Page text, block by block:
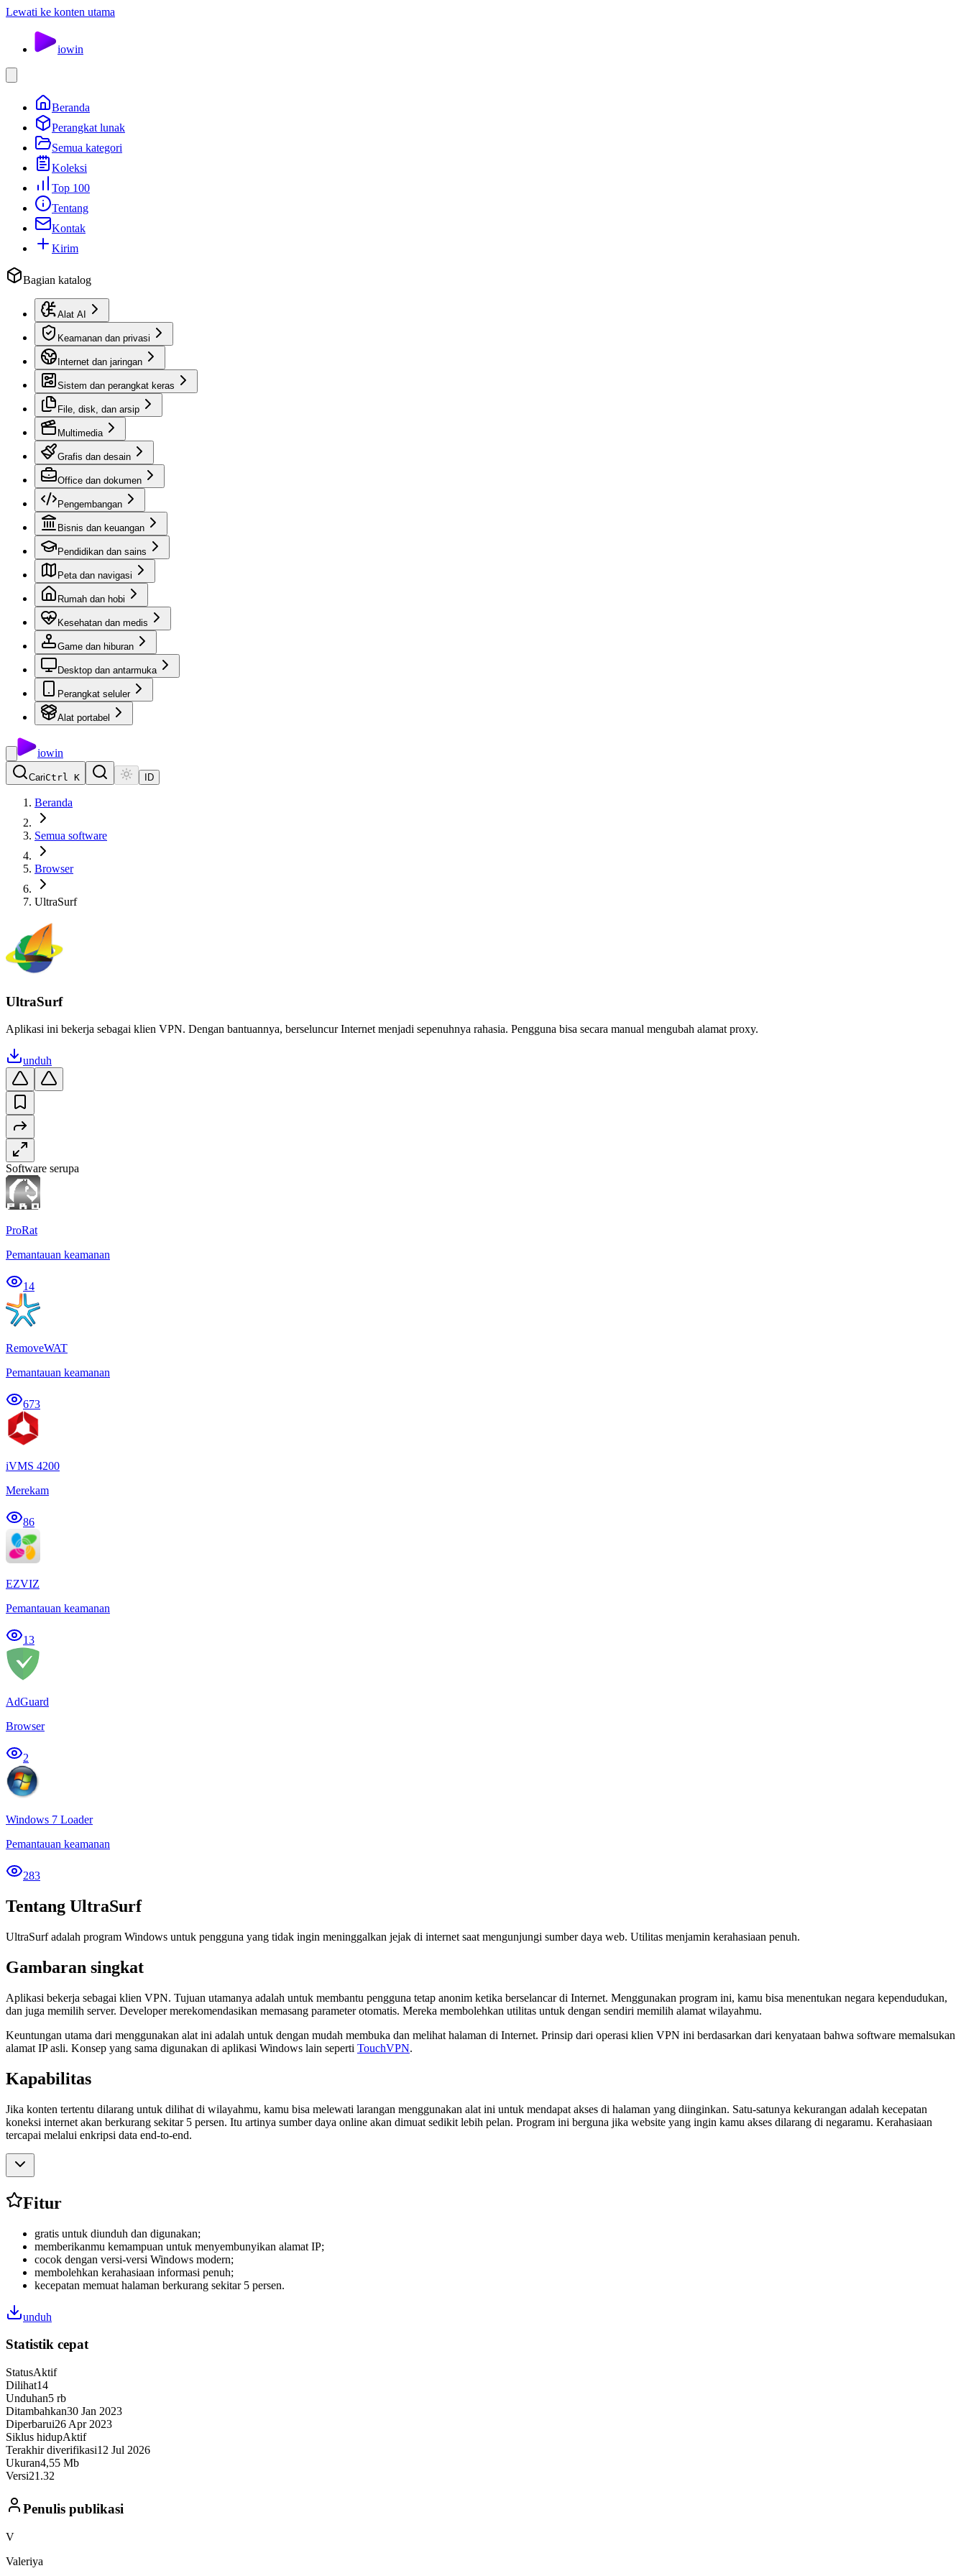
Lewati ke konten utama
iowin
Beranda
Perangkat lunak
Semua kategori
Koleksi
Top 100
Tentang
Kontak
Kirim
Bagian katalog
Alat AI
Keamanan dan privasi
Internet dan jaringan
Sistem dan perangkat keras
File, disk, dan arsip
Multimedia
Grafis dan desain
Office dan dokumen
Pengembangan
Bisnis dan keuangan
Pendidikan dan sains
Peta dan navigasi
Rumah dan hobi
Kesehatan dan medis
Game dan hiburan
Desktop dan antarmuka
Perangkat seluler
Alat portabel
iowin
CariCtrl K ID
Beranda
Semua software
Browser
UltraSurf
UltraSurf
Aplikasi ini bekerja sebagai klien VPN. Dengan bantuannya, berseluncur Internet menjadi sepenuhnya rahasia. Pengguna bisa secara manual mengubah alamat proxy.
unduh
Software serupa
ProRat
Pemantauan keamanan
14
RemoveWAT
Pemantauan keamanan
673
iVMS 4200
Merekam
86
EZVIZ
Pemantauan keamanan
13
AdGuard
Browser
2
Windows 7 Loader
Pemantauan keamanan
283
Tentang UltraSurf
UltraSurf adalah program Windows untuk pengguna yang tidak ingin meninggalkan jejak di internet saat mengunjungi sumber daya web. Utilitas menjamin kerahasiaan penuh.
Gambaran singkat
Aplikasi bekerja sebagai klien VPN. Tujuan utamanya adalah untuk membantu pengguna tetap anonim ketika berselancar di Internet. Menggunakan program ini, kamu bisa menentukan negara kependudukan,
dan juga memilih server. Developer merekomendasikan memasang parameter otomatis. Mereka membolehkan utilitas untuk dengan sendiri memilih alamat wilayahmu.
Keuntungan utama dari menggunakan alat ini adalah untuk dengan mudah membuka dan melihat halaman di Internet. Prinsip dari operasi klien VPN ini berdasarkan dari kenyataan bahwa software memalsukan
alamat IP asli. Konsep yang sama digunakan di aplikasi Windows lain seperti TouchVPN.
Kapabilitas
Jika konten tertentu dilarang untuk dilihat di wilayahmu, kamu bisa melewati larangan menggunakan alat ini untuk mendapat akses di halaman yang diinginkan. Satu-satunya kekurangan adalah kecepatan
koneksi internet akan berkurang sekitar 5 persen. Itu artinya sumber daya online akan dimuat sedikit lebih pelan. Program ini berguna jika website yang ingin kamu akses dilarang di negaramu. Kerahasiaan
tercapai melalui enkripsi data end-to-end.
Fitur
gratis untuk diunduh dan digunakan;
memberikanmu kemampuan untuk menyembunyikan alamat IP;
cocok dengan versi-versi Windows modern;
membolehkan kerahasiaan informasi penuh;
kecepatan memuat halaman berkurang sekitar 5 persen.
unduh
Statistik cepat
StatusAktif
Dilihat14
Unduhan5 rb
Ditambahkan30 Jan 2023
Diperbarui26 Apr 2023
Siklus hidupAktif
Terakhir diverifikasi12 Jul 2026
Ukuran4,55 Mb
Versi21.32
Penulis publikasi
V
Valeriya